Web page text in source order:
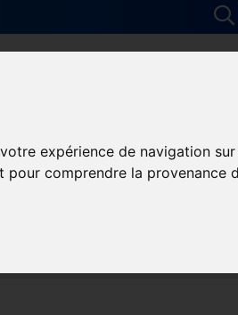
expérience de navigation
comprendre la provenance